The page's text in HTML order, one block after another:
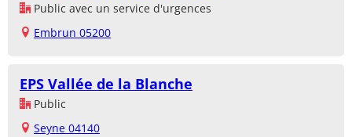
Public avec un service d'urgences
Embrun 05200
EPS Vallée de la Blanche
Public
Seyne 04140